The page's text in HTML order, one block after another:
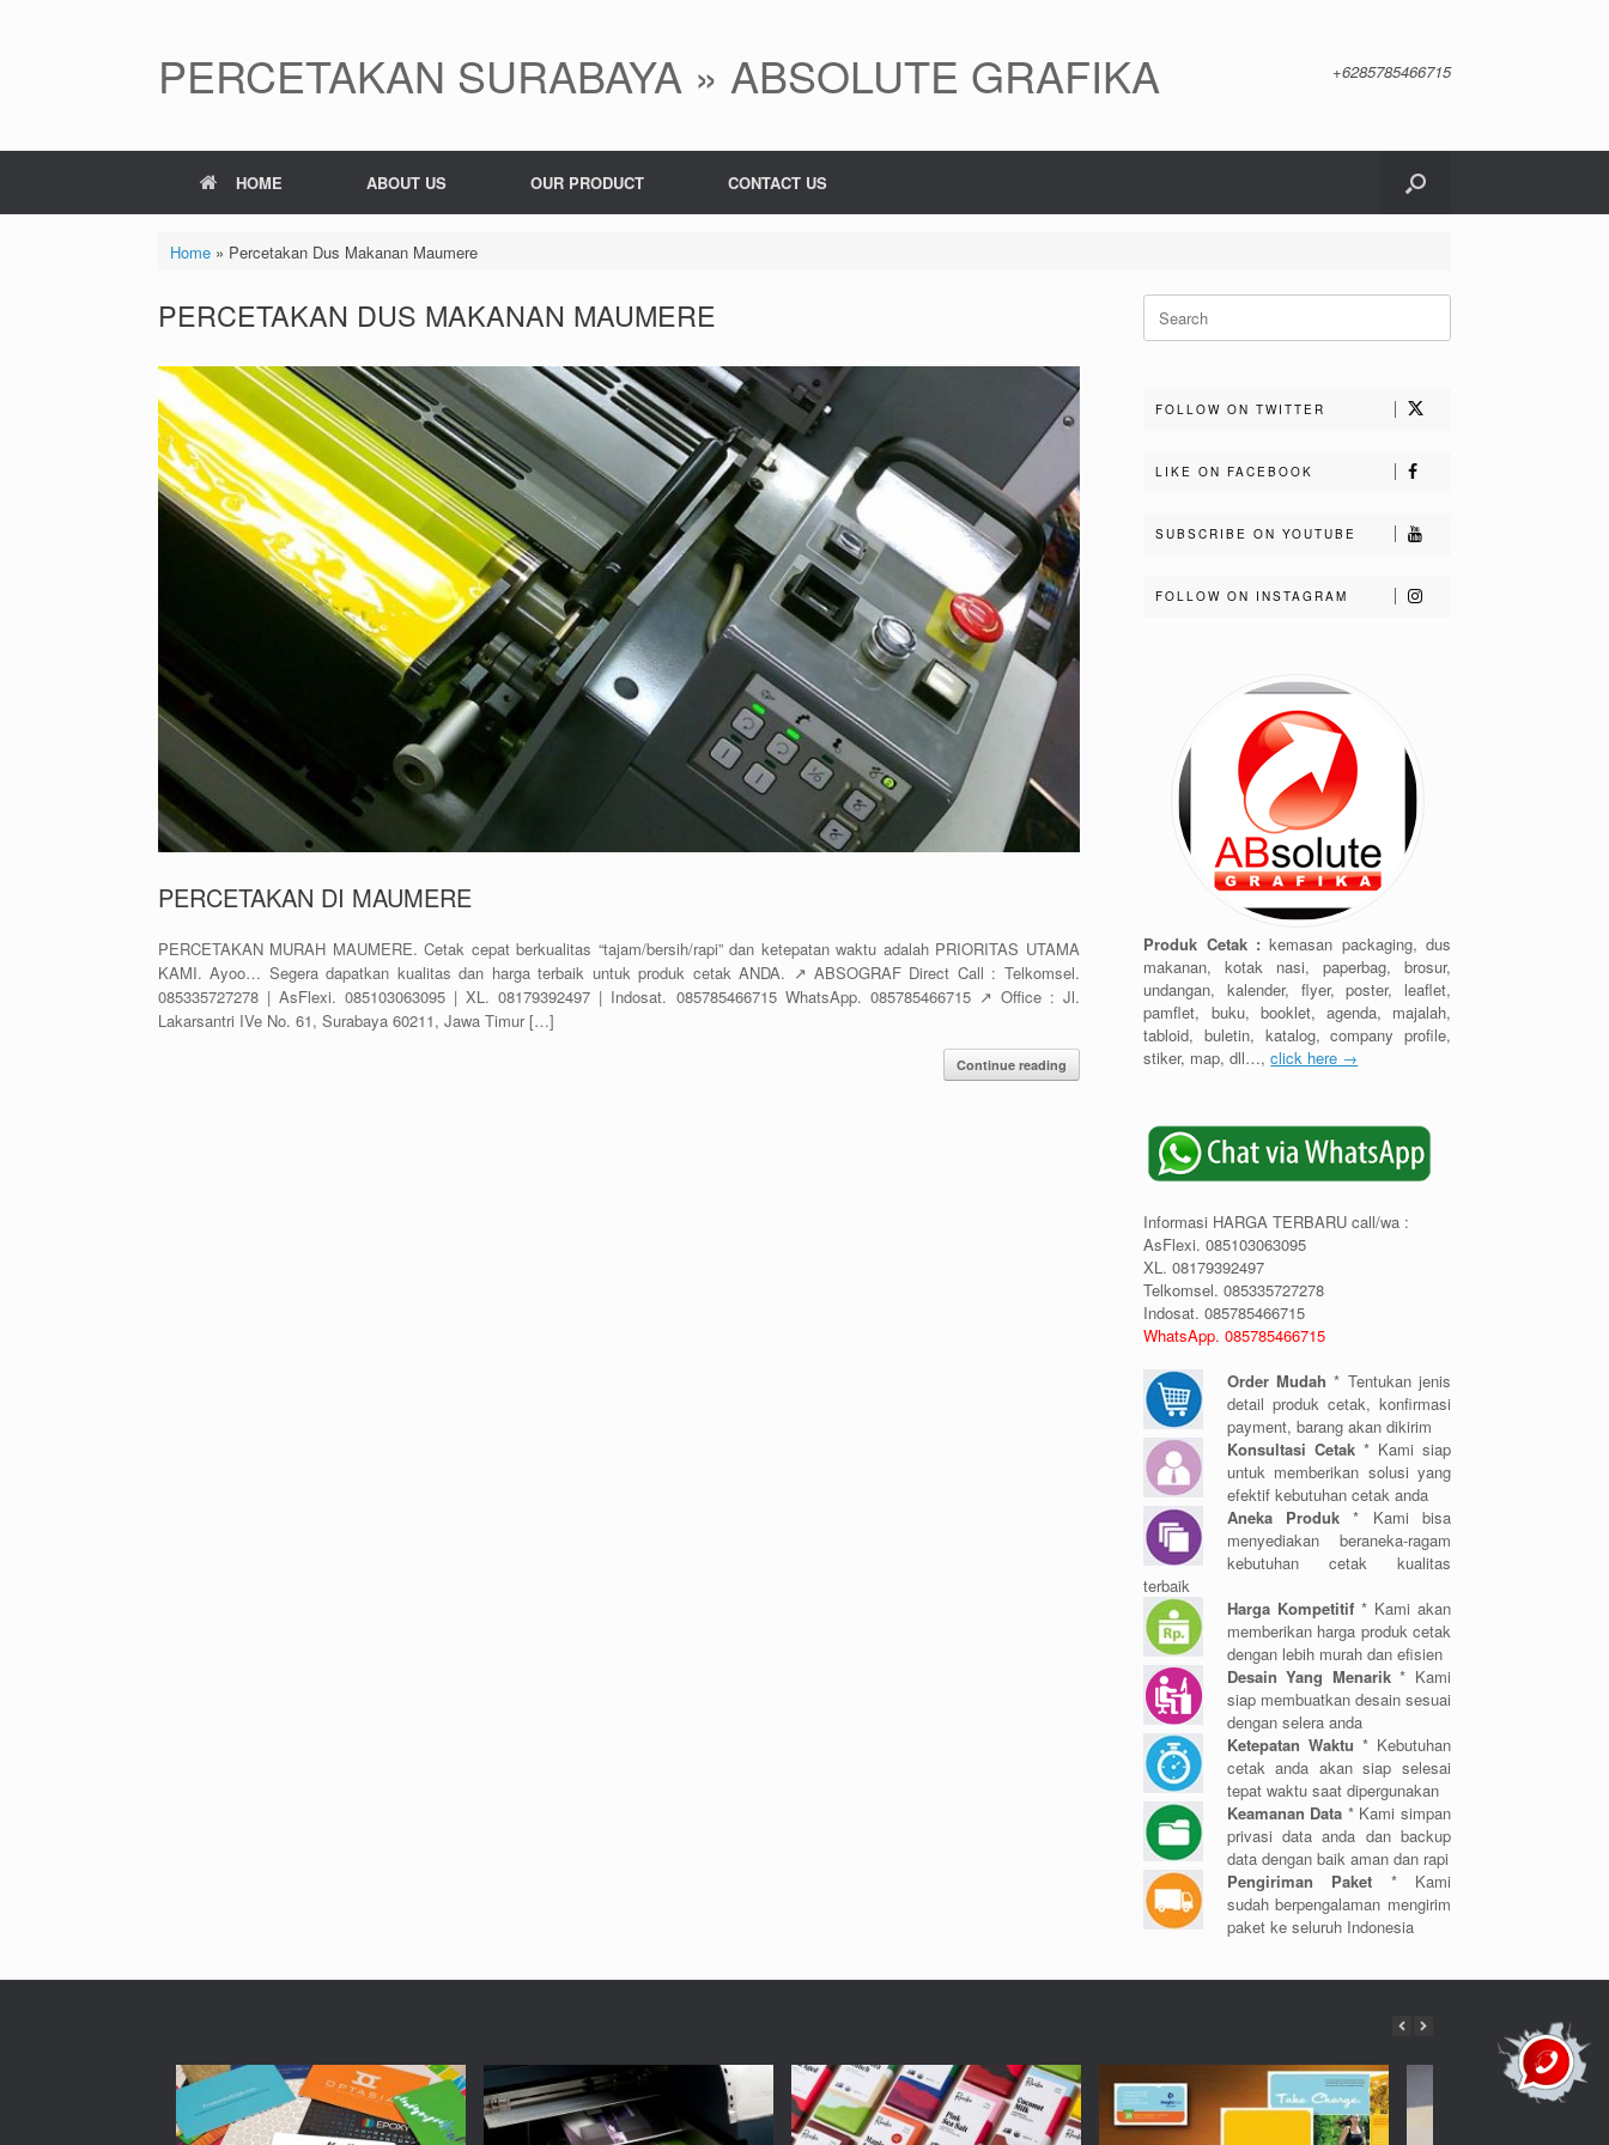
PERCETAKAN SURABAYA » ABSOLUTE GRAFIKA +6285785466715
HOME ABOUT US OUR PRODUCT CONTACT US
Home» Percetakan Dus Makanan Maumere
PERCETAKAN DUS MAKANAN MAUMERE
PERCETAKAN DI MAUMERE
PERCETAKAN MURAH MAUMERE. Cetak cepat berkualitas “tajam/bersih/rapi” dan ketepatan waktu adalah PRIORITAS UTAMA
KAMI. Ayoo… Segera dapatkan kualitas dan harga terbaik untuk produk cetak ANDA. ↗️ ABSOGRAF Direct Call : Telkomsel.
085335727278 | AsFlexi. 085103063095 | XL. 08179392497 | Indosat. 085785466715 WhatsApp. 085785466715 ↗️ Office : Jl.
Lakarsantri IVe No. 61, Surabaya 60211, Jawa Timur […]
Continue reading
Search
for:
FOLLOW ON TWITTER
LIKE ON FACEBOOK
SUBSCRIBE ON YOUTUBE
FOLLOW ON INSTAGRAM
Produk Cetak : kemasan packaging, dus
makanan, kotak nasi, paperbag, brosur,
undangan, kalender, flyer, poster, leaflet,
pamflet, buku, booklet, agenda, majalah,
tabloid, buletin, katalog, company profile,
stiker, map, dll…,click here →
Informasi HARGA TERBARU call/wa :
AsFlexi. 085103063095
XL. 08179392497
Telkomsel. 085335727278
Indosat. 085785466715
WhatsApp. 085785466715
Order Mudah * Tentukan jenis
detail produk cetak, konfirmasi
payment, barang akan dikirim
Konsultasi Cetak* Kami siap
untuk memberikan solusi yang
efektif kebutuhan cetak anda
Aneka Produk* Kami bisa
menyediakan beraneka-ragam
kebutuhan cetak kualitas
terbaik
Harga Kompetitif* Kami akan
memberikan harga produk cetak
dengan lebih murah dan efisien
Desain Yang Menarik* Kami
siap membuatkan desain sesuai
dengan selera anda
Ketepatan Waktu * Kebutuhan
cetak anda akan siap selesai
tepat waktu saat dipergunakan
Keamanan Data * Kami simpan
privasi data anda dan backup
data dengan baik aman dan rapi
Pengiriman Paket * Kami
sudah berpengalaman mengirim
paket ke seluruh Indonesia